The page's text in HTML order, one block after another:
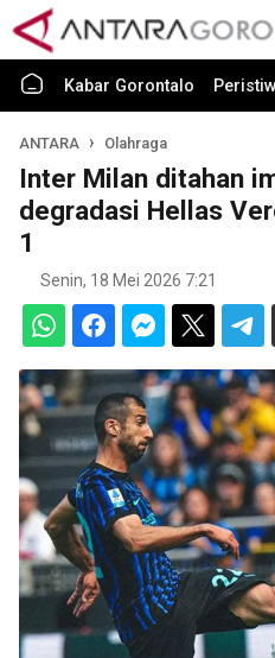
Kabar Gorontalo
ANTARA Olahraga
Inter Milan ditahan
degradasi Hellas
1
Senin, 18 Mei 2026 7:21